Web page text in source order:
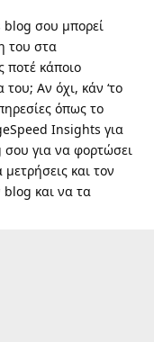
blog σου μπορεί
του στα
ποτέ κάποιο
του; Αν όχι, κάν ‘το
όπως το
Insights για
σου για να φορτώσει
και τον
και να τα